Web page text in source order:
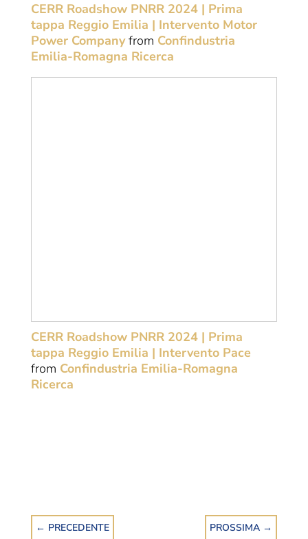
CERR Roadshow PNRR 2024 | Prima
tappa Reggio Emilia | Intervento Motor
Power Company from Confindustria
Emilia-Romagna Ricerca
CERR Roadshow PNRR 2024 | Prima
tappa Reggio Emilia | Intervento Pace
from Confindustria Emilia-Romagna
Ricerca
← PRECEDENTE PROSSIMA →